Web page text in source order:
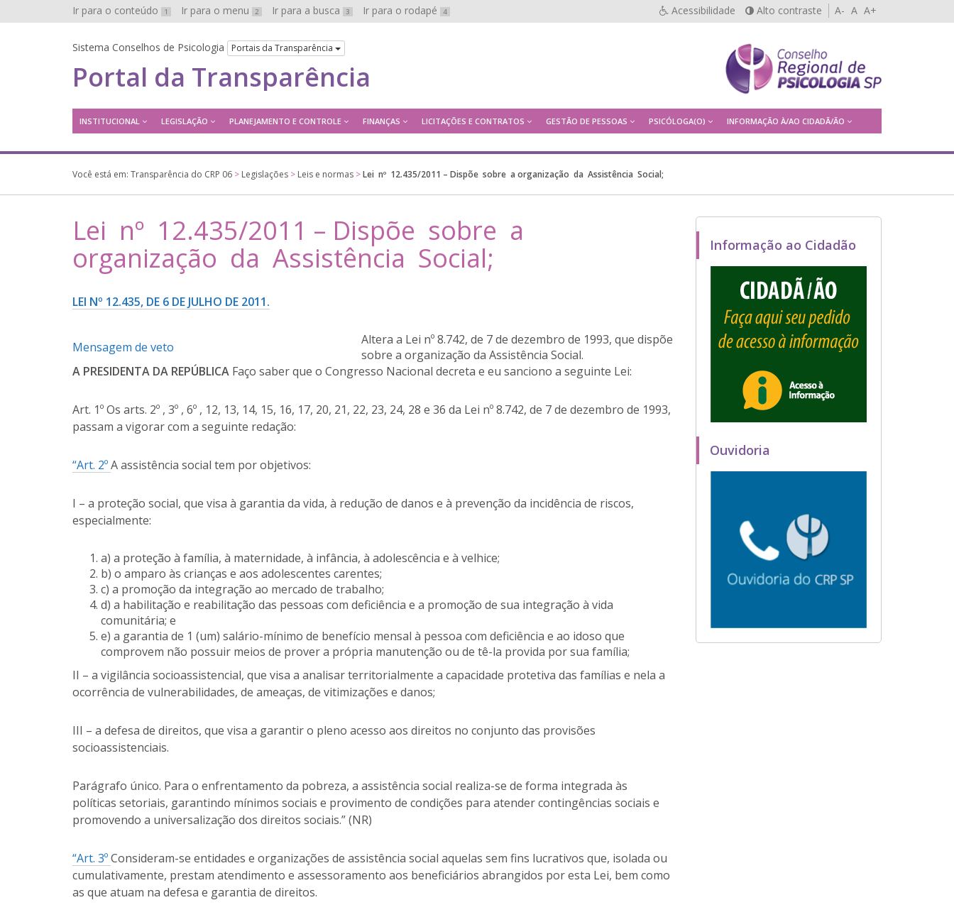
Ir para o conteúdo 1 Ir para o menu 2 Ir para a busca 3 Ir para o rodapé 4 Acessibilidade Alto contraste A- A A+
Sistema Conselhos de Psicologia Portais da Transparência
Portal da Transparência
INSTITUCIONAL LEGISLAÇÃO PLANEJAMENTO E CONTROLE FINANÇAS LICITAÇÕES E CONTRATOS GESTÃO DE PESSOAS PSICÓLOGA(O) INFORMAÇÃO À/AO CIDADÃ/ÃO
Você está em: Transparência do CRP 06 > Legislações > Leis e normas >Lei nº 12.435/2011 – Dispõe sobre a organização da Assistência Social;
Lei nº 12.435/2011 – Dispõe sobre a
organização da Assistência Social;
LEI Nº 12.435, DE 6 DE JULHO DE 2011.
Mensagem de veto
Altera a Lei nº 8.742, de 7 de dezembro de 1993, que dispõe
sobre a organização da Assistência Social.
A PRESIDENTA DA REPÚBLICA Faço saber que o Congresso Nacional decreta e eu sanciono a seguinte Lei:
Art. 1º Os arts. 2º , 3º , 6º , 12, 13, 14, 15, 16, 17, 20, 21, 22, 23, 24, 28 e 36 da Lei nº 8.742, de 7 de dezembro de 1993,
passam a vigorar com a seguinte redação:
“Art. 2ºA assistência social tem por objetivos:
I – a proteção social, que visa à garantia da vida, à redução de danos e à prevenção da incidência de riscos,
especialmente:
a) a proteção à família, à maternidade, à infância, à adolescência e à velhice;
b) o amparo às crianças e aos adolescentes carentes;
c) a promoção da integração ao mercado de trabalho;
d) a habilitação e reabilitação das pessoas com deficiência e a promoção de sua integração à vida
comunitária; e
e) a garantia de 1 (um) salário-mínimo de benefício mensal à pessoa com deficiência e ao idoso que
comprovem não possuir meios de prover a própria manutenção ou de tê-la provida por sua família;
II – a vigilância socioassistencial, que visa a analisar territorialmente a capacidade protetiva das famílias e nela a
ocorrência de vulnerabilidades, de ameaças, de vitimizações e danos;
III – a defesa de direitos, que visa a garantir o pleno acesso aos direitos no conjunto das provisões
socioassistenciais.
Parágrafo único. Para o enfrentamento da pobreza, a assistência social realiza-se de forma integrada às
políticas setoriais, garantindo mínimos sociais e provimento de condições para atender contingências sociais e
promovendo a universalização dos direitos sociais.” (NR)
“Art. 3ºConsideram-se entidades e organizações de assistência social aquelas sem fins lucrativos que, isolada ou
cumulativamente, prestam atendimento e assessoramento aos beneficiários abrangidos por esta Lei, bem como
as que atuam na defesa e garantia de direitos.
Informação ao Cidadão
Ouvidoria